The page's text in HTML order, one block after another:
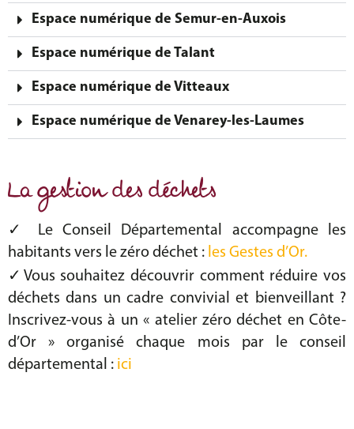
Espace numérique de Semur-en-Auxois
Espace numérique de Talant
Espace numérique de Vitteaux
Espace numérique de Venarey-les-Laumes
La gestion des déchets
✓ Le Conseil Départemental accompagne les
habitants vers le zéro déchet : les Gestes d’Or.
✓Vous souhaitez découvrir comment réduire vos
déchets dans un cadre convivial et bienveillant ?
Inscrivez-vous à un « atelier zéro déchet en Côte-
d’Or » organisé chaque mois par le conseil
départemental : ici